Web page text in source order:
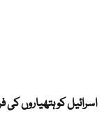
اسرائیل کو ہتھیاروں